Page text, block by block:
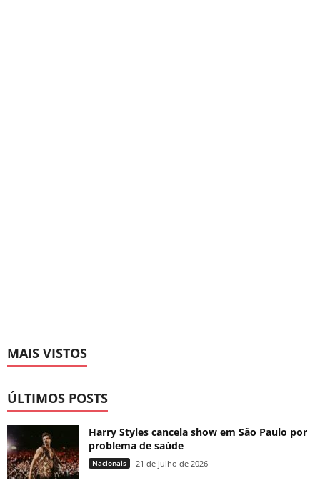
MAIS VISTOS
ÚLTIMOS POSTS
Harry Styles cancela show em São Paulo por
problema de saúde
Nacionais 21 de julho de 2026